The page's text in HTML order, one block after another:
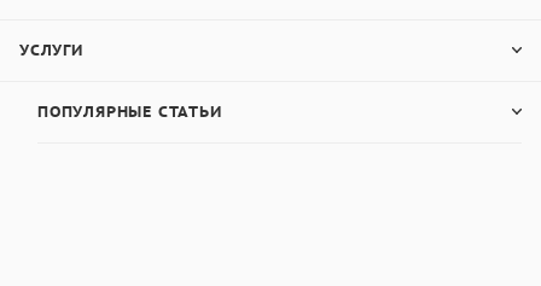
УСЛУГИ
ПОПУЛЯРНЫЕ СТАТЬИ